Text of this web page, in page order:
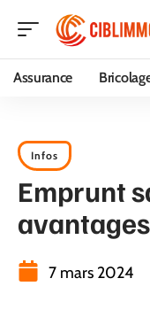
Assurance
Infos
Emprunt
7 mars 2024